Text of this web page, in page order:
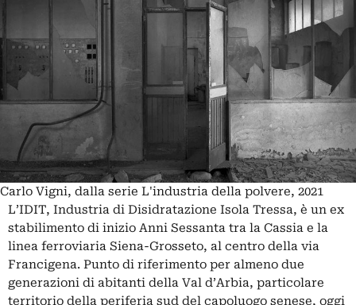
Carlo Vigni, dalla serie L'industria della polvere, 2021
L’IDIT, Industria di Disidratazione Isola Tressa, è un ex
stabilimento di inizio Anni Sessanta tra la Cassia e la
linea ferroviaria Siena-Grosseto, al centro della via
Francigena. Punto di riferimento per almeno due
generazioni di abitanti della Val d’Arbia, particolare
territorio della periferia sud del capoluogo senese, oggi